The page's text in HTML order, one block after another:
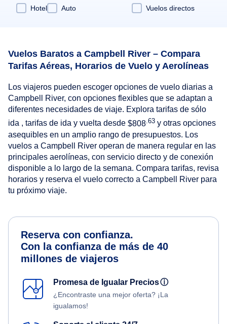
Hotel
Auto Vuelos directos
Vuelos Baratos a Campbell River – Compara
Tarifas Aéreas, Horarios de Vuelo y Aerolíneas
Los viajeros pueden escoger opciones de vuelo diarias a
Campbell River, con opciones flexibles que se adaptan a
diferentes necesidades de viaje. Explora tarifas de sólo
ida , tarifas de ida y vuelta desde $808 .63 y otras opciones
asequibles en un amplio rango de presupuestos. Los
vuelos a Campbell River operan de manera regular en las
principales aerolíneas, con servicio directo y de conexión
disponible a lo largo de la semana. Compara tarifas, revisa
horarios y reserva el vuelo correcto a Campbell River para
tu próximo viaje.
Reserva con confianza.
Con la confianza de más de 40
millones de viajeros
Promesa de Igualar Preciosⓘ
¿Encontraste una mejor oferta? ¡La
igualamos!